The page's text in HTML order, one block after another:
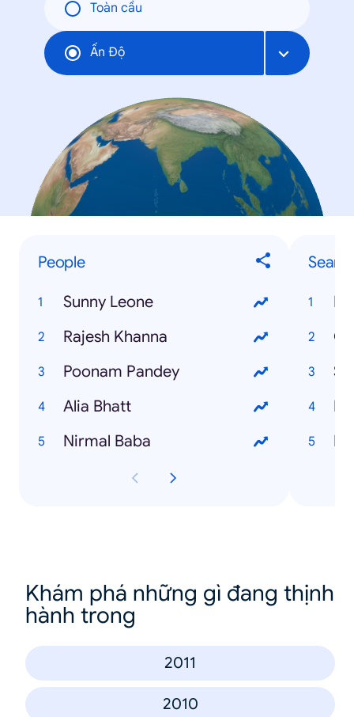
Toàn cầu
Ấn Ðộ
People
Sunny Leone
Rajesh Khanna
Poonam Pandey
Alia Bhatt
Nirmal Baba
Khám phá những gì đang thịnh
hành trong
2011
2010